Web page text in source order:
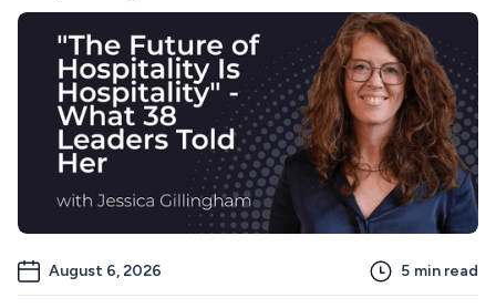
August 6, 2026 5 min read